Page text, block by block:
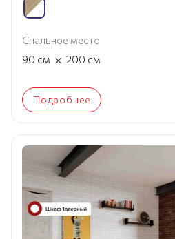
Спальное место
90 см × 200 см
Подробнее